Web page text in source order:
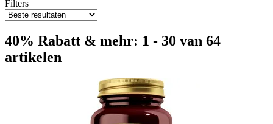
Filters
40% Rabatt & mehr: 1 - 30 van 64
artikelen